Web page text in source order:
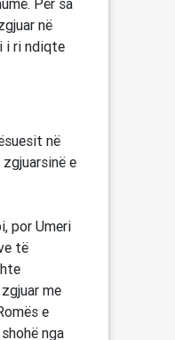
në
i ri ndiqte
në
e
por Umeri
të
me
e
nga